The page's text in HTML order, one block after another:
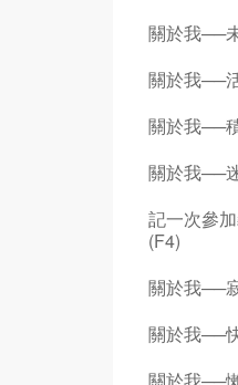
關於我──
關於我──
關於我──
關於我──
記一次參
(F4)
關於我──
關於我──